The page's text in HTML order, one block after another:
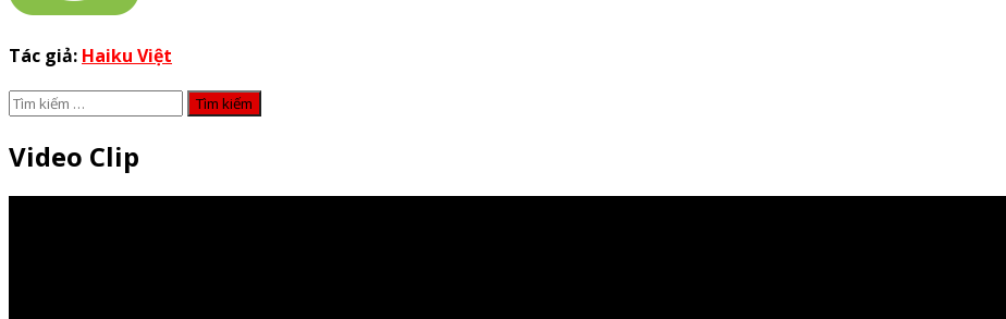
Tác giả: Haiku Việt
Tìm
cho:
Video Clip